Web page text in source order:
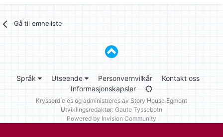
Gå til emneliste
Språk Utseende Personvernvilkår
Kontakt oss
Informasjonskapsler
Kryssord eies og administreres av Story House Egmont
Utviklingsredaktør: Gaute Tyssebotn
Powered by Invision Community